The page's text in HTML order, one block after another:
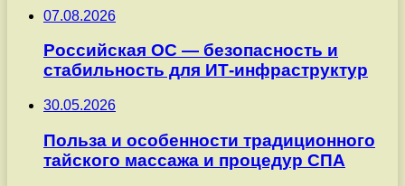
07.08.2026
Российская ОС — безопасность и
стабильность для ИТ-инфраструктур
30.05.2026
Польза и особенности традиционного
тайского массажа и процедур СПА